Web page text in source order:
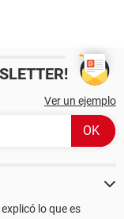
Ver un ejemplo
lo que es